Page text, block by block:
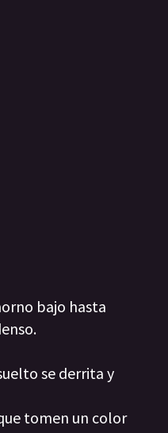
bajo hasta
se derrita y
tomen un color